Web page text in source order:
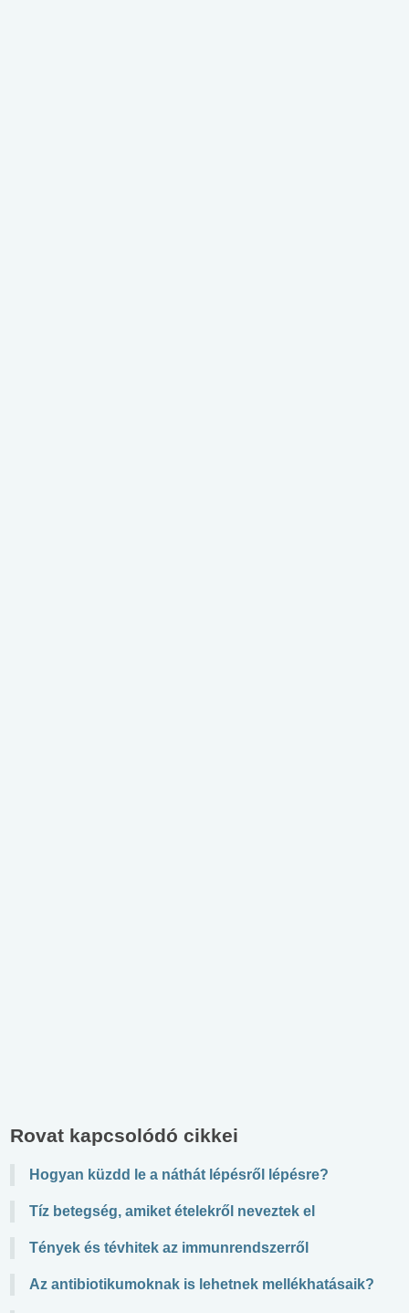
Rovat kapcsolódó cikkei
Hogyan küzdd le a náthát lépésről lépésre?
Tíz betegség, amiket ételekről neveztek el
Tények és tévhitek az immunrendszerről
Az antibiotikumoknak is lehetnek mellékhatásaik?